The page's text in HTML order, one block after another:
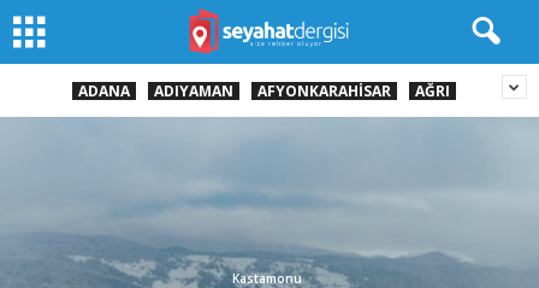
ADANA ADIYAMAN AFYONKARAHISAR AĞRI
Kastamonu